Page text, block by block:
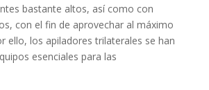
bastante altos, así como con
con el fin de aprovechar al máximo
ello, los apiladores trilaterales se han
esenciales para las